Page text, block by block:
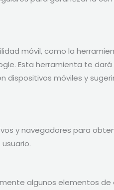
móvil, como la
Esta herramienta te dará
dispositivos móviles y
y navegadores para
algunos elementos de